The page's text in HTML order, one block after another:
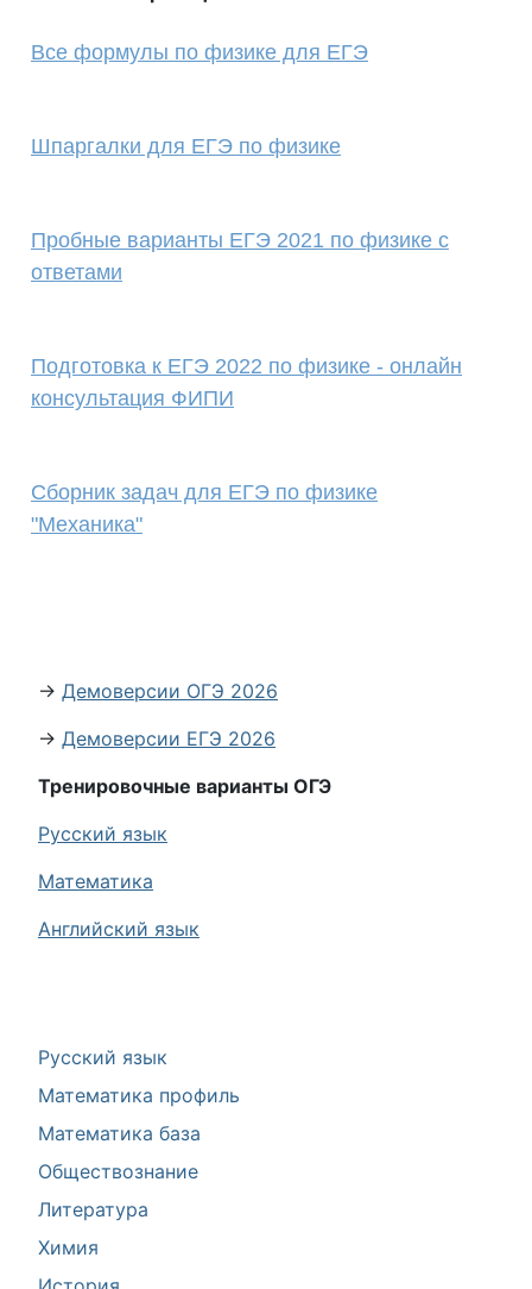
Русский язык
Математика профиль
Математика база
Обществознание
Литература
Химия
Все формулы по физике для ЕГЭ
Шпаргалки для ЕГЭ по физике
Пробные варианты ЕГЭ 2021 по физике с
ответами
Подготовка к ЕГЭ 2022 по физике - онлайн
консультация ФИПИ
Сборник задач для ЕГЭ по физике
"Механика"
→ Демоверсии ОГЭ 2026
→ Демоверсии ЕГЭ 2026
Тренировочные варианты ОГЭ
Русский язык
Математика
Английский язык